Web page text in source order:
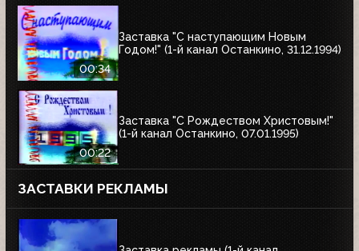
00:34
Заставка "С наступающим Новым
Годом!" (1-й канал Останкино, 31.12.1994)
00:22
Заставка "С Рождеством Христовым!"
(1-й канал Останкино, 07.01.1995)
ЗАСТАВКИ РЕКЛАМЫ